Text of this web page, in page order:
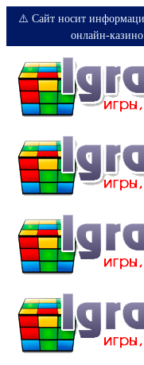
⚠️ Сайт носит
онлайн-